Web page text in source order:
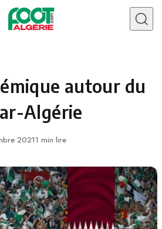
autour du
Algérie
20211 min lire